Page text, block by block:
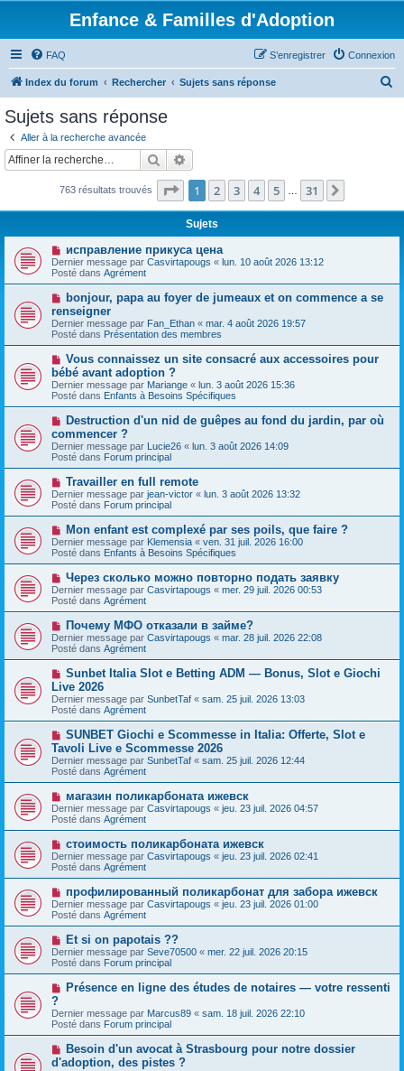
Enfance & Familles d'Adoption
FAQ Connexion
S’enregistrer
Index du forum Rechercher Sujets sans réponse
c
Sujets sans réponse
Aller à la recherche avancée
Rechercher
763 résultats trouvés Page 1sur31
1 2 3 4 5 31
Sujets
N
o
u
v
e
a
u
m
e
s
s
a
g
e
исправление прикуса цена
Dernier message par Casvirtapougs « lun. 10 août 2026 13:12
Posté dans Agrément
N
u
v
e
a
u
m
e
s
a
g
e
bonjour, papa au foyer de jumeaux et on commence a se
renseigner
Dernier message par Fan_Ethan « mar. 4 août 2026 19:57
Posté dans Présentation des membres
N
o
u
v
e
a
m
e
s
a
e
Vous connaissez un site consacré aux accessoires pour
bébé avant adoption ?
Dernier message par Mariange « lun. 3 août 2026 15:36
Posté dans Enfants à Besoins Spécifiques
N
u
v
e
a
m
e
s
s
a
g
e
Destruction d'un nid de guêpes au fond du jardin, par où
commencer ?
Dernier message par Lucie26 « lun. 3 août 2026 14:09
Posté dans Forum principal
N
o
u
v
e
a
u
m
e
s
s
a
g
e
Travailler en full remote
Dernier message par jean-victor « lun. 3 août 2026 13:32
Posté dans Forum principal
N
o
u
v
e
a
u
m
e
s
a
g
e
Mon enfant est complexé par ses poils, que faire ?
Dernier message par Klemensia « ven. 31 juil. 2026 16:00
Posté dans Enfants à Besoins Spécifiques
N
o
u
v
e
a
u
m
e
s
s
a
g
e
Через сколько можно повторно подать заявку
Dernier message par Casvirtapougs « mer. 29 juil. 2026 00:53
Posté dans Agrément
N
o
u
v
e
a
u
m
e
s
s
a
g
e
Почему МФО отказали в займе?
Dernier message par Casvirtapougs « mar. 28 juil. 2026 22:08
Posté dans Agrément
N
u
v
e
a
u
m
e
s
g
e
Sunbet Italia Slot e Betting ADM — Bonus, Slot e Giochi
Live 2026
Dernier message par SunbetTaf « sam. 25 juil. 2026 13:03
Posté dans Agrément
N
u
v
e
a
u
m
e
s
s
a
g
e
SUNBET Giochi e Scommesse in Italia: Offerte, Slot e
Tavoli Live e Scommesse 2026
Dernier message par SunbetTaf « sam. 25 juil. 2026 12:44
Posté dans Agrément
N
o
u
v
a
u
m
e
s
s
a
g
e
магазин поликарбоната ижевск
Dernier message par Casvirtapougs « jeu. 23 juil. 2026 04:57
Posté dans Agrément
N
o
u
v
a
u
m
e
s
a
g
e
стоимость поликарбоната ижевск
Dernier message par Casvirtapougs « jeu. 23 juil. 2026 02:41
Posté dans Agrément
N
o
u
v
e
a
u
m
e
g
e
профилированный поликарбонат для забора ижевск
Dernier message par Casvirtapougs « jeu. 23 juil. 2026 01:00
Posté dans Agrément
N
o
u
v
e
a
m
e
s
s
a
g
Et si on papotais ??
Dernier message par Seve70500 « mer. 22 juil. 2026 20:15
Posté dans Forum principal
N
v
e
a
m
Présence en ligne des études de notaires — votre ressenti
?
Dernier message par Marcus89 « sam. 18 juil. 2026 22:10
Posté dans Forum principal
N
u
Besoin d'un avocat à Strasbourg pour notre dossier
d'adoption, des pistes ?